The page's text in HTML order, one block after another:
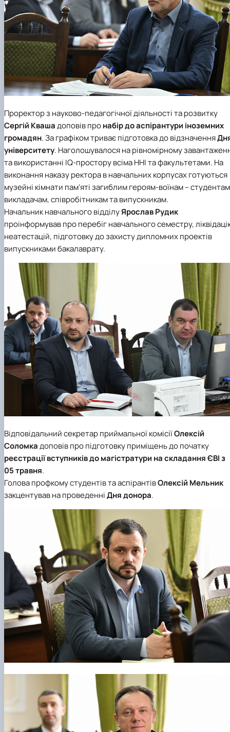
Проректор з науково-педагогічної діяльності та розвитку
Сергій Квашадоповів пронабір до аспірантури іноземних
громадян. За графіком триває підготовка до відзначення
університету. Наголошувалося на рівномірному
та використанні IQ-простору всіма ННІ та факультетами. На
виконання наказу ректора в навчальних корпусах готуються
музейні кімнати пам’яті загиблим героям-воїнам –
викладачам, співробітникам та випускникам.
Начальник навчального відділуЯрослав Рудик
проінформував про перебіг навчального семестру,
неатестацій, підготовку до захисту дипломних проектів
випускниками бакалаврату.
Відповідальний секретар приймальної комісіїОлексій
Соломкадоповів про підготовку приміщень до початку
реєстрації вступників до магістратури на складання ЄВІ з
05 травня.
Голова профкому студентів та аспірантівОлексій Мельник
закцентував на проведенніДня донора.